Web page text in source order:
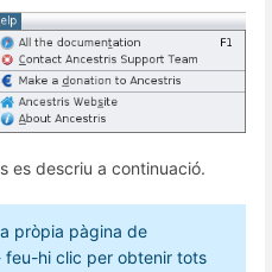
es descriu a continuació.
pròpia pàgina de
hi clic per obtenir tots